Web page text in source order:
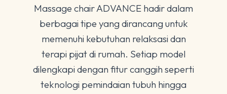
Massage chair ADVANCE hadir dalam
berbagai tipe yang dirancang untuk
memenuhi kebutuhan relaksasi dan
terapi pijat di rumah. Setiap model
dilengkapi dengan fitur canggih seperti
teknologi pemindaian tubuh hingga